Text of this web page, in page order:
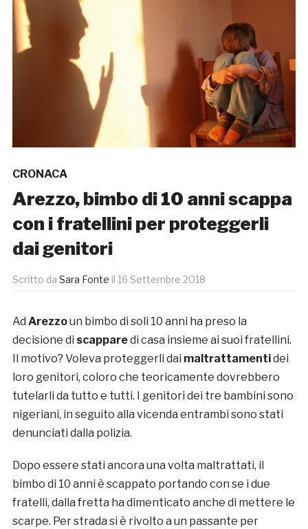
CRONACA
Arezzo, bimbo di 10 anni scappa
con i fratellini per proteggerli
dai genitori
Scritto da Sara Fonte il 16 Settembre 2018
Ad Arezzoun bimbo di soli 10 anni ha preso la
decisione di scapparedi casa insieme ai suoi fratellini.
Il motivo? Voleva proteggerli dai maltrattamentidei
loro genitori, coloro che teoricamente dovrebbero
tutelarli da tutto e tutti. I genitori dei tre bambini sono
nigeriani, in seguito alla vicenda entrambi sono stati
denunciati dalla polizia.
Dopo essere stati ancora una volta maltrattati, il
bimbo di 10 anni è scappato portando con se i due
fratelli, dalla fretta ha dimenticato anche di mettere le
scarpe. Per strada si è rivolto a un passante per